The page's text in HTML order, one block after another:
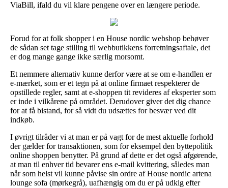
ViaBill, ifald du vil klare pengene over en længere periode.
Forud for at folk shopper i en House nordic webshop behøver
de sådan set tage stilling til webbutikkens forretningsaftale, det
er dog mange gange ikke særlig morsomt.
Et nemmere alternativ kunne derfor være at se om e-handlen er
e-mærket, som er et tegn på at online firmaet respekterer de
opstillede regler, samt at e-shoppen tit revideres af eksperter som
er inde i vilkårene på området. Derudover giver det dig chance
for at få bistand, for så vidt du udsættes for besvær ved dit
indkøb.
I øvrigt tilråder vi at man er på vagt for de mest aktuelle forhold
der gælder for transaktionen, som for eksempel den byttepolitik
online shoppen benytter. På grund af dette er det også afgørende,
at man til enhver tid bevarer ens e-mail kvittering, således man
når som helst vil kunne påvise sin ordre af House nordic artena
lounge sofa (mørkegrå), uafhængig om du er på udkig efter